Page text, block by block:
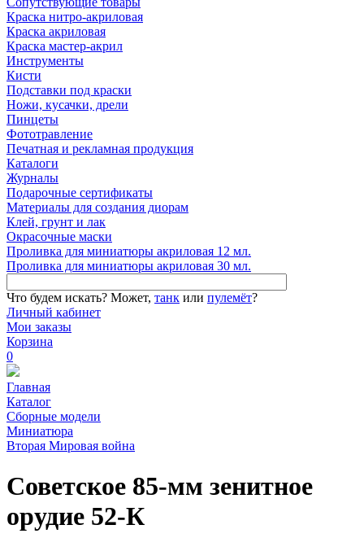
Краска нитро-акриловая
Краска акриловая
Краска мастер-акрил
Инструменты
Кисти
Подставки под краски
Ножи, кусачки, дрели
Пинцеты
Фототравление
Печатная и рекламная продукция
Каталоги
Журналы
Подарочные сертификаты
Материалы для создания диорам
Клей, грунт и лак
Окрасочные маски
Проливка для миниатюры акриловая 12 мл.
Проливка для миниатюры акриловая 30 мл.
Что будем искать? Может, танк или пулемёт?
Личный кабинет
Мои заказы
Корзина
0
Главная
Каталог
Сборные модели
Миниатюра
Вторая Мировая война
Советское 85-мм зенитное
орудие 52-К